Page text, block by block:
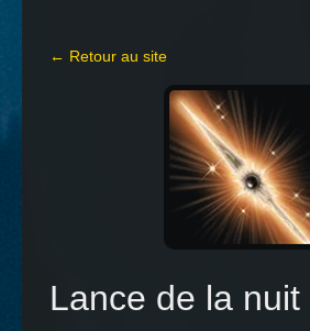
← Retour au site
Lance de la nuit